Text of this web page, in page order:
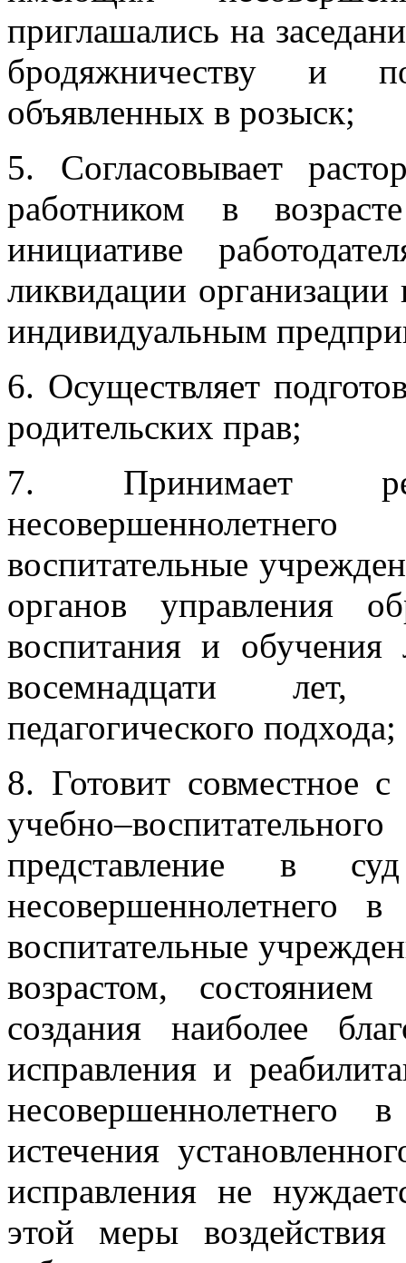
приглашались на
бродяжничеству и
объявленных в розыск;
5. Согласовывает
работником в
инициативе
ликвидации
индивидуальным
6. Осуществляет
родительских прав;
7. Принимает
воспитательные
органов управления
воспитания и
восемнадцати лет,
педагогического подхода;
8. Готовит совместное
представление в
несовершеннолетнего
воспитательные
возрастом,
создания наиболее
исправления и
истечения
исправления не
этой меры